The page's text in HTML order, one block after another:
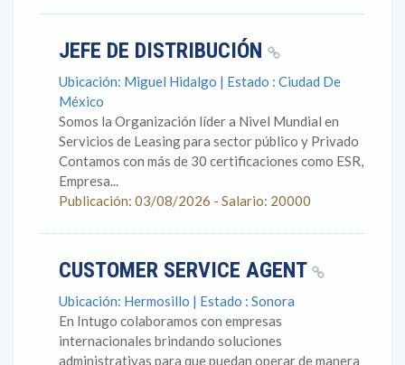
JEFE DE DISTRIBUCIÓN
Ubicación: Miguel Hidalgo | Estado : Ciudad De
México
Somos la Organización líder a Nivel Mundial en
Servicios de Leasing para sector público y Privado
Contamos con más de 30 certificaciones como ESR,
Empresa...
Publicación: 03/08/2026 - Salario: 20000
CUSTOMER SERVICE AGENT
Ubicación: Hermosillo | Estado : Sonora
En Intugo colaboramos con empresas
internacionales brindando soluciones
administrativas para que puedan operar de manera